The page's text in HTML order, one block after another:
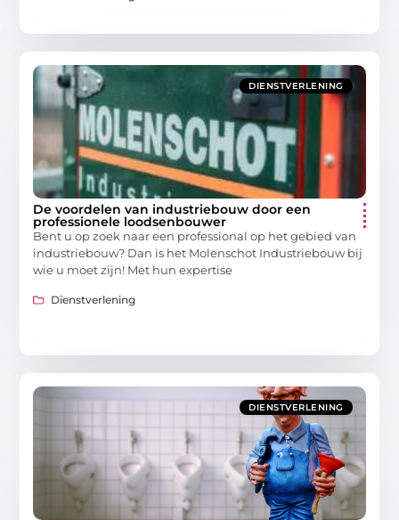
DIENSTVERLENING
De voordelen van industriebouw door een
professionele loodsenbouwer
Bent u op zoek naar een professional op het gebied van
industriebouw? Dan is het Molenschot Industriebouw bij
wie u moet zijn! Met hun expertise
Dienstverlening
DIENSTVERLENING